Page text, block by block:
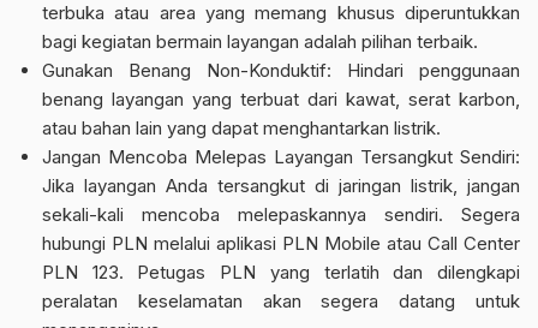
terbuka atau area yang memang khusus diperuntukkan
bagi kegiatan bermain layangan adalah pilihan terbaik.
Gunakan Benang Non-Konduktif: Hindari penggunaan
benang layangan yang terbuat dari kawat, serat karbon,
atau bahan lain yang dapat menghantarkan listrik.
Jangan Mencoba Melepas Layangan Tersangkut Sendiri:
Jika layangan Anda tersangkut di jaringan listrik, jangan
sekali-kali mencoba melepaskannya sendiri. Segera
hubungi PLN melalui aplikasi PLN Mobile atau Call Center
PLN 123. Petugas PLN yang terlatih dan dilengkapi
peralatan keselamatan akan segera datang untuk